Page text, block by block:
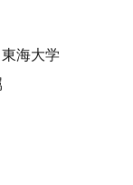
海大学